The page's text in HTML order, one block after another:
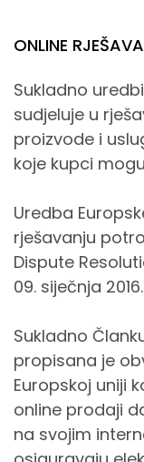
ONLINE
Sukladno
sudjeluje u
proizvode i
koje kupci
Uredba
rješavanju
Dispute
09. siječnja 2016.
Sukladno
propisana je
Europskoj uniji
online prodaji
na svojim